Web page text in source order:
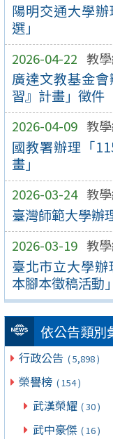
陽明交通大學
選」
2026-04-22 教
廣達文教基金
習』計畫」徵件
2026-04-09 教
國教署辦理「
畫」
2026-03-24 教
臺灣師範大學辦
2026-03-19 教
臺北市立大學
本腳本徵稿活動」
依公告類別
行政公告 ( 5,898 )
榮譽榜 ( 154 )
武漢榮耀 ( 30 )
武中豪傑 ( 16 )